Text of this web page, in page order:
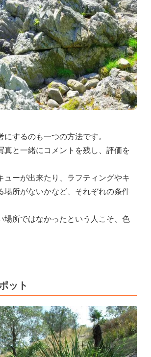
するのも一つの方法です。
と一緒にコメントを残し、評価を
ーが出来たり、ラフティングやキ
場所がないかなど、それぞれの条件
場所ではなかったという人こそ、色
ット